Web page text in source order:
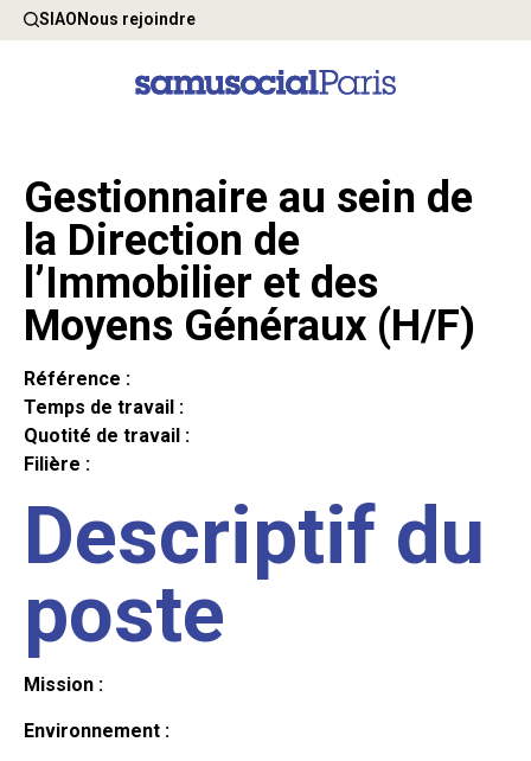
SIAONous rejoindre
Gestionnaire au sein de
la Direction de
l’Immobilier et des
Moyens Généraux (H/F)
Référence :
Temps de travail :
Quotité de travail :
Filière :
Descriptif du
poste
Mission :
Environnement :